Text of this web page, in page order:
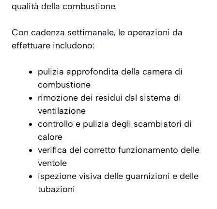
qualità della combustione.
Con cadenza settimanale, le operazioni da
effettuare includono:
pulizia approfondita della camera di
combustione
rimozione dei residui dal sistema di
ventilazione
controllo e pulizia degli scambiatori di
calore
verifica del corretto funzionamento delle
ventole
ispezione visiva delle guarnizioni e delle
tubazioni